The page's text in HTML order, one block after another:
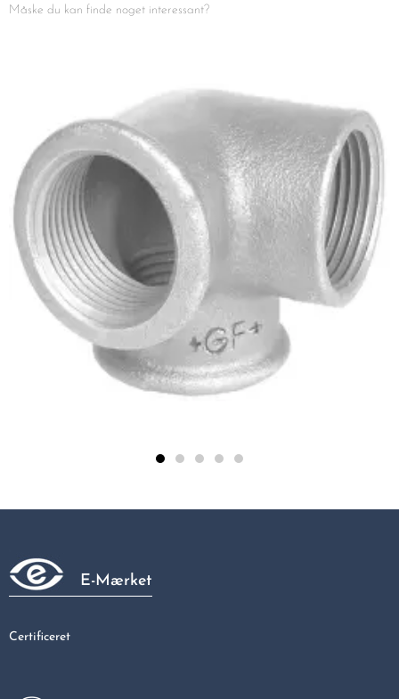
Måske du kan finde noget interessant?
124,80 kr
E-Mærket
Certificeret